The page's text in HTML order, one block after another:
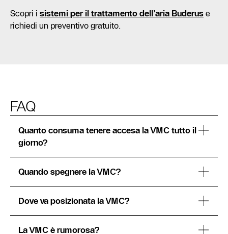
Scopri isistemi per il trattamento dell’aria Buderus e
richiedi un preventivo gratuito.
FAQ
Quanto consuma tenere accesa la VMC tutto il
giorno?
Quando spegnere la VMC?
Dove va posizionata la VMC?
La VMC è rumorosa?